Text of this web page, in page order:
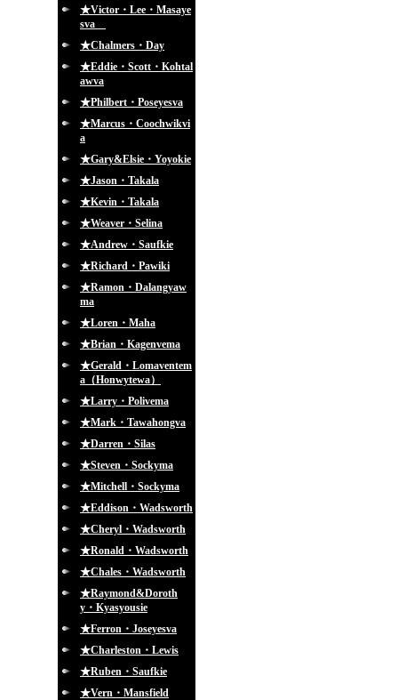
★Victor・Lee・Masaye
sva
★Chalmers・Day
★Eddie・Scott・Kohtal
awva
★Philbert・Poseyesva
★Marcus・Coochwikvi
a
★Gary&Elsie・Yoyokie
★Jason・Takala
★Kevin・Takala
★Weaver・Selina
★Andrew・Saufkie
★Richard・Pawiki
★Ramon・Dalangyaw
ma
★Loren・Maha
★Brian・Kagenvema
★Gerald・Lomaventem
a（Honwytewa）
★Larry・Polivema
★Mark・Tawahongva
★Darren・Silas
★Steven・Sockyma
★Mitchell・Sockyma
★Eddison・Wadsworth
★Cheryl・Wadsworth
★Ronald・Wadsworth
★Chales・Wadsworth
★Raymond&Doroth
y・Kyasyousie
★Ferron・Joseyesva
★Charleston・Lewis
★Ruben・Saufkie
★Vern・Mansfield